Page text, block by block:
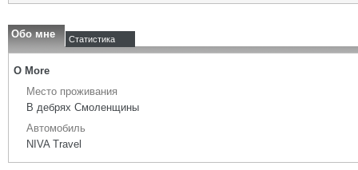
Обо мне Статистика
О More
Место проживания
В дебрях Смоленщины
Автомобиль
NIVA Travel